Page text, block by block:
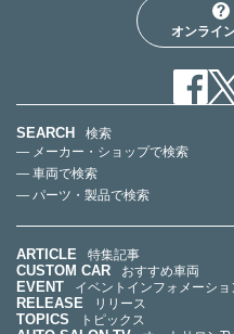
オンライ
SEARCH
検索
— メーカー・ショップで検索
— 車両で検索
— パーツ・製品で検索
ARTICLE 特集記事
CUSTOM CAR おすすめ車両
EVENT イベントインフォメーショ
RELEASE リリース
TOPICS トピックス